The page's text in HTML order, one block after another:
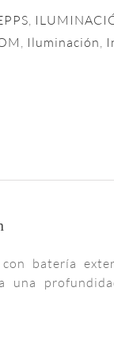
,
, Iluminación,
batería
una